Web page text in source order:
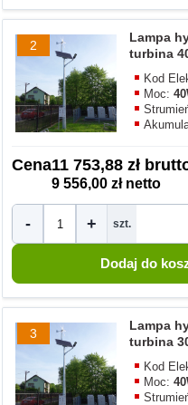
2
Lampa
turbina
Kod
Moc:
Cena11 753,88 zł
9 556,00 zł netto
- + szt.
3
Lampa
turbina
Kod
Moc: